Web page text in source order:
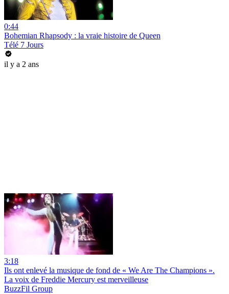
0:44
Bohemian Rhapsody : la vraie histoire de Queen
Télé 7 Jours
il y a 2 ans
3:18
Ils ont enlevé la musique de fond de « We Are The Champions ».
La voix de Freddie Mercury est merveilleuse
BuzzFil Group